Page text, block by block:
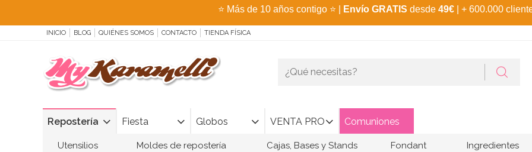
⭐ Más de 10 años contigo ⭐ Envío GRATIS desde 49€ | + 600.000
INICIO BLOG QUIÉNES SOMOS CONTACTO TIENDA FÍSICA
Repostería Fiesta Globos VENTA PRO Comuniones
Utensilios Moldes de repostería Cajas, Bases y Stands Fondant Ingredientes